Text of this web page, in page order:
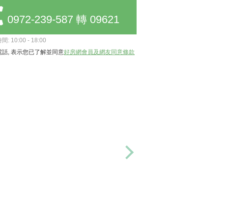
0972-239-587 轉 09621
間: 10:00 - 18:00
話, 表示您已了解並同意好房網會員及網友同意條款